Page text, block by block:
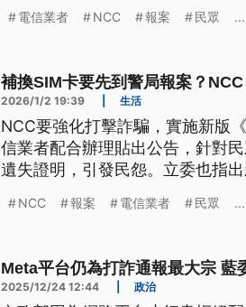
電信業者 NCC 報案 民眾 ...
補換SIM卡要先到警局報案？
2026/1/2 19:39 生活
NCC要強化打擊詐騙，實施新版
信業者配合辦理貼出公告，針對
遺失證明，引發民怨。立委也指
NCC 報案 電信業者 民眾 ...
Meta平台仍為打詐通報最大宗 藍
2025/12/24 12:44 政治